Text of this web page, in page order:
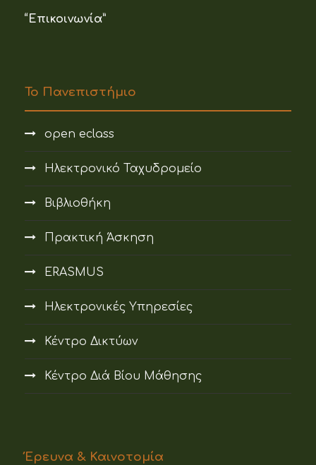
“Επικοινωνία”
Το Πανεπιστήμιο
open eclass
Ηλεκτρονικό Ταχυδρομείο
Βιβλιοθήκη
Πρακτική Άσκηση
ERASMUS
Ηλεκτρονικές Υπηρεσίες
Κέντρο Δικτύων
Κέντρο Διά Βίου Μάθησης
Έρευνα & Καινοτομία